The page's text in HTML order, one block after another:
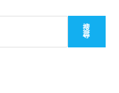
搜
尋